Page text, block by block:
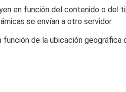
en función del contenido o del
se envían a otro servidor.
de la ubicación geográfica